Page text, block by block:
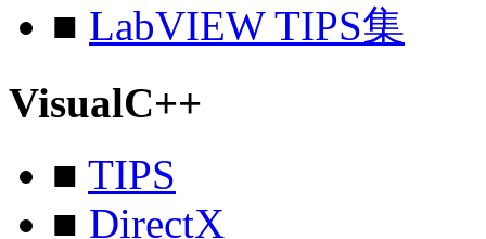
■ LabVIEW TIPS集
VisualC++
■ TIPS
■ DirectX